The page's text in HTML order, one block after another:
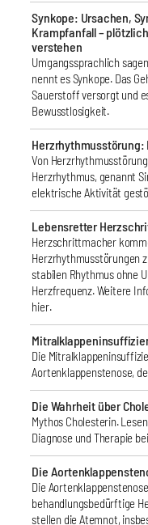
Synkope: Ursachen,
Krampfanfall –
verstehen
Umgangssprachlich
nennt es Synkope. Das
Sauerstoff versorgt und
Bewusstlosigkeit.
Herzrhythmusstörung:
Von
Herzrhythmus, genannt
elektrische Aktivität
Lebensretter
Herzschrittmacher
Herzrhythmusstörungen
stabilen Rhythmus ohne
Herzfrequenz. Weitere
hier.
Die
Aortenklappenstenose,
Die Wahrheit über
Mythos Cholesterin.
Diagnose und Therapie
Die
Die
behandlungsbedürftige
stellen die Atemnot,